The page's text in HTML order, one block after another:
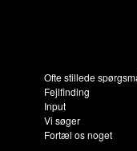
Ofte stillede
Fejlfinding
Input
Vi søger
Fortæl os noget